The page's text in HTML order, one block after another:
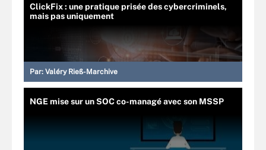
ClickFix : une pratique prisée des cybercriminels,
mais pas uniquement
Par: Valéry Rieß-Marchive
NGE mise sur un SOC co-managé avec son MSSP